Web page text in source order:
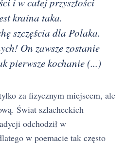
kraina taka.
szczęścia dla Polaka.
On zawsze zostanie
pierwsze kochanie (...)
za fizycznym miejscem, ale
Świat szlacheckich
odchodził w
w poemacie tak często